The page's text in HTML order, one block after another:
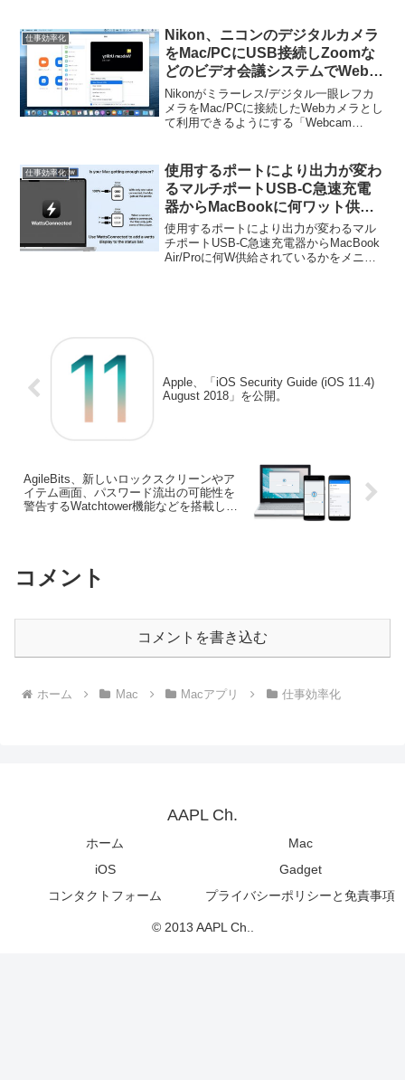
仕事効率化
Nikon、ニコンのデジタルカメラ
をMac/PCにUSB接続しZoomな
どのビデオ会議システムでWebカ
メラとして利用できるようにする
「Webcam Utility for
Mac/Windows」をリリース。
Nikonがミラーレス/デジタル一眼レフカ
メラをMac/PCに接続したWebカメラとし
て利用できるようにする「Webcam
仕事効率化
使用するポートにより出力が変わ
るマルチポートUSB-C急速充電
器からMacBookに何ワット供給
されているかをメニューバーに表
示してくれるアプリ
「WattsConnected」がリリー
使用するポートにより出力が変わるマル
チポートUSB-C急速充電器からMacBook
Air/Proに何W供給されているかをメニュ
Apple、「iOS Security Guide (iOS 11.4)
August 2018」を公開。
AgileBits、新しいロックスクリーンやア
イテム画面、パスワード流出の可能性を
警告するWatchtower機能などを搭載した
コメント
コメントを書き込む
ホーム Mac Macアプリ 仕事効率化
AAPL Ch.
ホーム
Mac
iOS
Gadget
コンタクトフォーム
プライバシーポリシーと免責事項
© 2013 AAPL Ch..